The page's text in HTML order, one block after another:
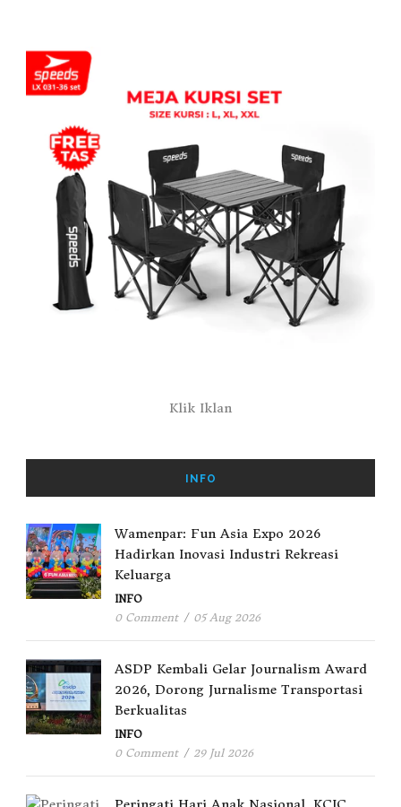
Klik Iklan
INFO
Wamenpar: Fun Asia Expo 2026
Hadirkan Inovasi Industri Rekreasi
Keluarga
INFO
0 Comment / 05 Aug 2026
ASDP Kembali Gelar Journalism Award
2026, Dorong Jurnalisme Transportasi
Berkualitas
INFO
0 Comment / 29 Jul 2026